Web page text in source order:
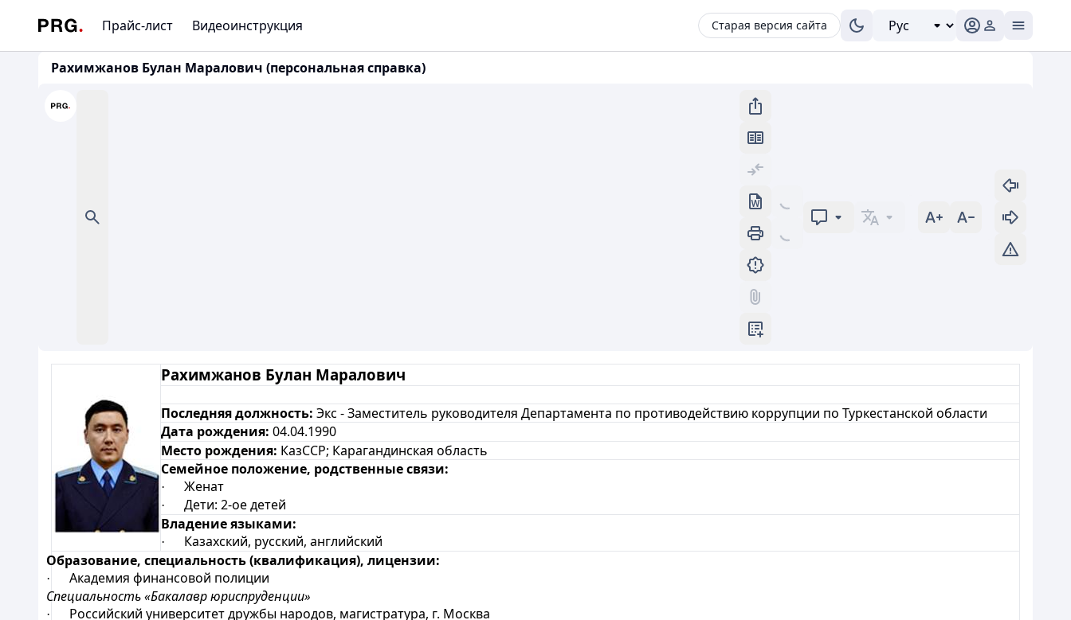
Прайс-лист Видеоинструкция Старая версия сайта
Рахимжанов Булан Маралович (персональная справка)
Рахимжанов Булан Маралович
Последняя должность: Экс - Заместитель руководителя Департамента по противодействию коррупции по Туркестанской области
Дата рождения: 04.04.1990
Место рождения: КазССР; Карагандинская область
Семейное положение, родственные связи:
· Женат
·
Дети: 2-ое детей
Владение языками:
·
Казахский, русский, английский
Образование, специальность (квалификация), лицензии:
·
Академия финансовой полиции
Специальность «Бакалавр юриспруденции»
·
Российский университет дружбы народов, магистратура, г. Москва